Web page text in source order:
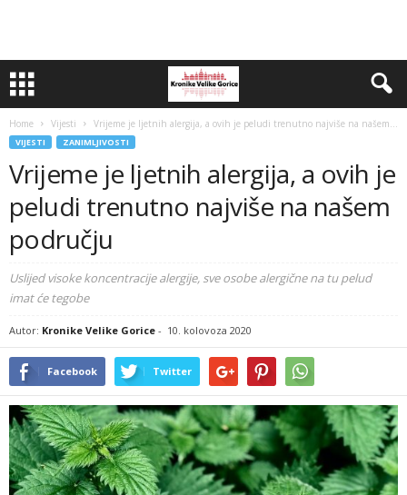
Home Vijesti Vrijeme je ljetnih alergija, a ovih je peludi trenutno najviše na našem...
VIJESTI ZANIMLJIVOSTI
Vrijeme je ljetnih alergija, a ovih je
peludi trenutno najviše na našem
području
Uslijed visoke koncentracije alergije, sve osobe alergične na tu pelud
imat će tegobe
Autor: Kronike Velike Gorice - 10. kolovoza 2020
Facebook Twitter